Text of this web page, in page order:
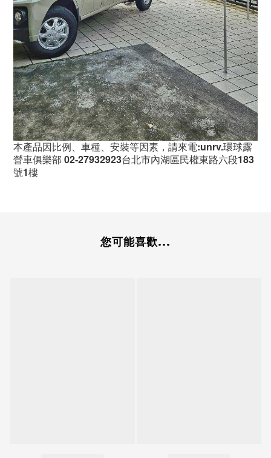
本產品因比例、車種、安裝等因素，請來電:unrv.環球露
營車俱樂部 02-27932923台北市內湖區民權東路六段183
號1樓
您可能喜歡...